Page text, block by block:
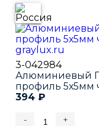
3-042984
Алюминиевый
профиль 5х5мм
394 ₽
- +